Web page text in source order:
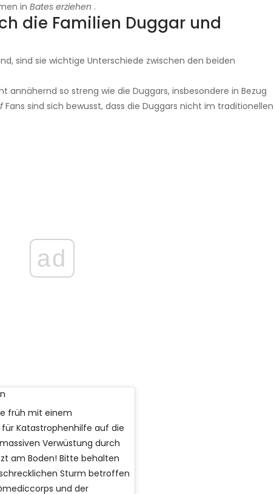
in Bates erziehen .
die Familien Duggar und
sind sie wichtige Unterschiede zwischen den beiden
annähernd so streng wie die Duggars, insbesondere in Bezug
Fans sind sich bewusst, dass die Duggars nicht im traditionellen
ad
früh mit einem
Katastrophenhilfe auf die
Verwüstung durch
am Boden! Bitte behalten
Sturm betroffen
und der